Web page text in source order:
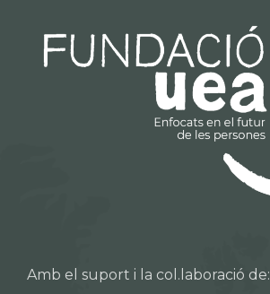
Amb el suport i la col.laboració de: